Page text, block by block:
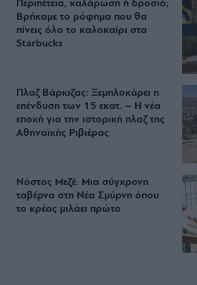
Περιπέτεια, χαλάρωση ή δροσιά;
Βρήκαμε το ρόφημα που θα
πίνεις όλο το καλοκαίρι στα
Starbucks
Πλαζ Βάρκιζας: Ξεμπλοκάρει η
επένδυση των 15 εκατ. – Η νέα
εποχή για την ιστορική πλαζ της
Αθηναϊκής Ριβιέρας
Νόστος Μεζέ: Μια σύγχρονη
ταβέρνα στη Νέα Σμύρνη όπου
το κρέας μιλάει πρώτο